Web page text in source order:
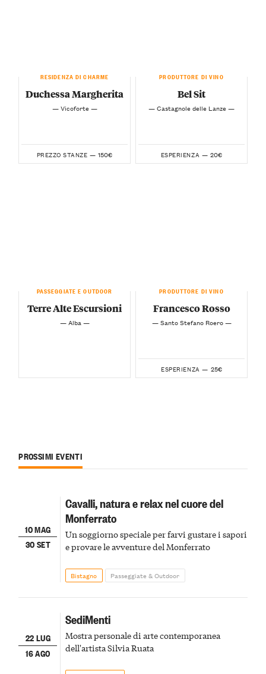
RESIDENZA DI CHARME
Duchessa Margherita
— Vicoforte —
PREZZO STANZE — 150€
PRODUTTORE DI VINO
Bel Sit
— Castagnole delle Lanze —
ESPERIENZA — 20€
PASSEGGIATE E OUTDOOR
Terre Alte Escursioni
— Alba —
PRODUTTORE DI VINO
Francesco Rosso
— Santo Stefano Roero —
ESPERIENZA — 25€
PROSSIMI EVENTI
10 MAG
30 SET
Cavalli, natura e relax nel cuore del
Monferrato
Un soggiorno speciale per farvi gustare i sapori
e provare le avventure del Monferrato
Bistagno Passeggiate & Outdoor
22 LUG
16 AGO
SediMenti
Mostra personale di arte contemporanea
dell'artista Silvia Ruata